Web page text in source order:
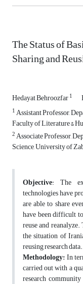
The Status of
Sharing and
Hedayat Behroozfar1
1Assistant Professor,
Faculty of Literature &
2Associate Professor,
Science, University of
Objective: The
technologies have
are able to share
have been difficult
reuse and
the situation of
reusing research data.
Methodology:In
carried out with a
research